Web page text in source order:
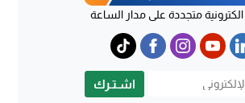
متجددة على مدار الساعة
اشـتـرك